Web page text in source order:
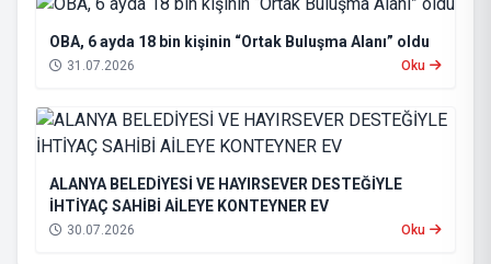
OBA, 6 ayda 18 bin kişinin “Ortak Buluşma Alanı” oldu
31.07.2026 Oku
ALANYA BELEDİYESİ VE HAYIRSEVER DESTEĞİYLE
İHTİYAÇ SAHİBİ AİLEYE KONTEYNER EV
30.07.2026 Oku